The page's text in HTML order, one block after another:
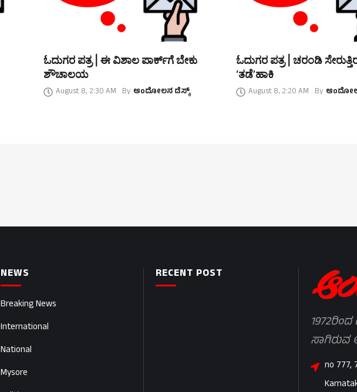
ಓದುಗರ ಪತ್ರ | ಈ ವಿಶಾಲ ಪಾರ್ಕ್‌ಗೆ ಬೇಕು
ಶೌಚಾಲಯ
August 8, 2:30 AM By ಆಂದೋಲನ ಡೆಸ್ಕ್
ಓದುಗರ ಪತ್ರ | ಚರಂಡಿ
‘ತಡೆ’ಹಾಕಿ
August 8, 2:20 AM By
NEWS
Breaking News
International
National
Mysore
RECENT POST
no 777,